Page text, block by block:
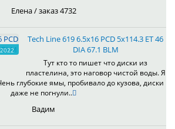
Елена / заказ 4732
Tech Line 619 6.5x16 PCD 5x114.3 ET 46
DIA 67.1 BLM
Тут кто то пишет что диски из
пластелина, это наговор чистой воды. Я
глубокие ямы, пробивало до кузова, диски
даже не погнули..
Вадим